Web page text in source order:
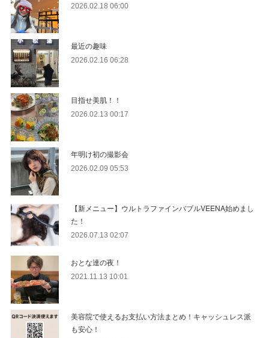
2026.02.18 06:00
最近の趣味
2026.02.16 06:28
目指せ美肌！！
2026.02.13 00:17
年明け初の撮影会
2026.02.09 05:53
【新メニュー】ウルトラファインバブルVEENA始めまし
た！
2026.07.13 02:07
おとな達の夜！
2021.11.13 10:01
美容院で使えるお支払い方法まとめ！キャッシュレス派
も安心！